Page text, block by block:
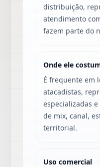
distribuição,
atendimento
fazem parte do
Onde ele
É frequente em
atacadistas,
especializadas
de mix, canal,
territorial.
Uso comercial